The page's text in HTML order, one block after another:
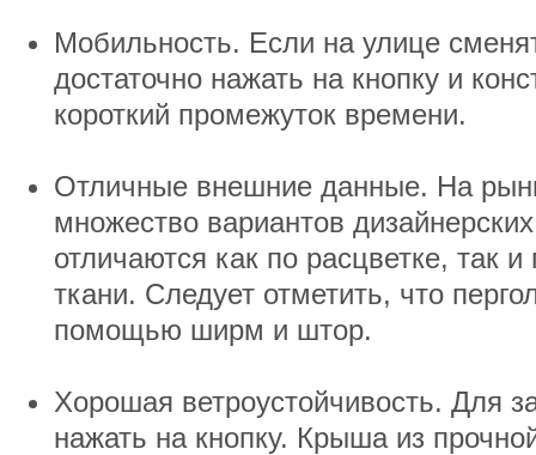
Мобильность. Если на улице
достаточно нажать на кнопку и
короткий промежуток времени.
Отличные внешние данные. На
множество вариантов
отличаются как по расцветке, так
ткани. Следует отметить, что
помощью ширм и штор.
Хорошая ветроустойчивость. Для
нажать на кнопку. Крыша из